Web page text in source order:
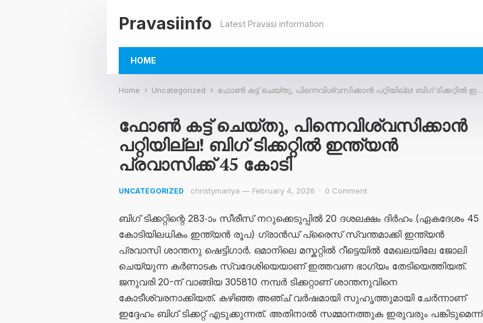
Pravasiinfo Latest Pravasi information
HOME
Home Uncategorized ഫോൺ കട്ട് ചെയ്തു, പിന്നെവിശ്വസിക്കാൻ പറ്റിയില്ല! ബിഗ് ടിക്കറ്റിൽ ഇന്ത്യൻ പ്രവാസിക്ക് 45 കോടി
ഫോൺ കട്ട് ചെയ്തു, പിന്നെവിശ്വസിക്കാൻ
പറ്റിയില്ല! ബിഗ് ടിക്കറ്റിൽ ഇന്ത്യൻ
പ്രവാസിക്ക് 45 കോടി
UNCATEGORIZED christymariya — February 4, 2026 · 0 Comment
ബിഗ് ടിക്കറ്റിന്റെ 283-ാം സീരീസ് നറുക്കെടുപ്പിൽ 20 ദശലക്ഷം ദിർഹം (ഏകദേശം 45
കോടിയിലധികം ഇന്ത്യൻ രൂപ) ഗ്രാൻഡ് പ്രൈസ് സ്വന്തമാക്കി ഇന്ത്യൻ
പ്രവാസി ശാന്തനു ഷെട്ടിഗാർ. ഒമാനിലെ മസ്കറ്റിൽ റീട്ടെയിൽ മേഖലയിലേ ജോലി
ചെയ്യുന്ന കർണാടക സ്വദേശിയെയാണ് ഇത്തവണ ഭാഗ്യം തേടിയെത്തിയത്.
ജനുവരി 20-ന് വാങ്ങിയ 305810 നമ്പർ ടിക്കറ്റാണ് ശാന്തനുവിനെ
കോടീശ്വരനാക്കിയത്. കഴിഞ്ഞ അഞ്ച് വർഷമായി സുഹൃത്തുമായി ചേർന്നാണ്
ഇദ്ദേഹം ബിഗ് ടിക്കറ്റ് എടുക്കുന്നത്. അതിനാൽ സമ്മാനത്തുക ഇരുവരും പങ്കിടുമെന്ന്